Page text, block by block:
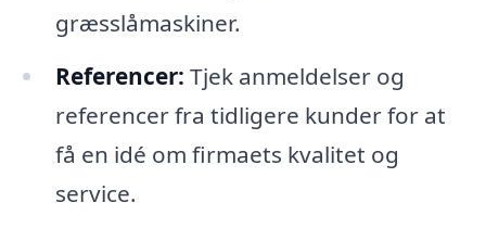
græsslåmaskiner.
Referencer: Tjek anmeldelser og
referencer fra tidligere kunder for at
få en idé om firmaets kvalitet og
service.